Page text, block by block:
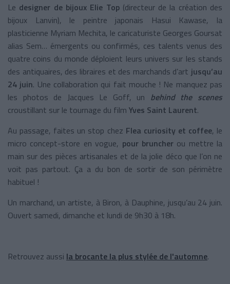
Le designer de bijoux Elie Top(directeur de la création des
bijoux Lanvin), le peintre japonais Hasui Kawase, la
plasticienne Myriam Mechita, le caricaturiste Georges Goursat
alias Sem… émergents ou confirmés, ces talents venus des
quatre coins du monde déploient leurs univers sur les stands
des antiquaires, des libraires et des marchands d’art jusqu’au
24 juin. Une collaboration qui fait mouche ! Ne manquez pas
les photos de Jacques Le Goff, un behind the scenes
croustillant sur le tournage du film Yves Saint Laurent.
Au passage, faites un stop chez Flea curiosity et coffee, le
micro concept-store en vogue, pour bruncher ou mettre la
main sur des pièces artisanales et de la jolie déco que l’on ne
voit pas partout. Ça a du bon de sortir de son périmètre
habituel !
Un marchand, un artiste, à Biron, à Dauphine, jusqu’au 24 juin.
Ouvert samedi, dimanche et lundi de 9h30 à 18h.
Retrouvez aussi la brocante la plus stylée de l'automne.